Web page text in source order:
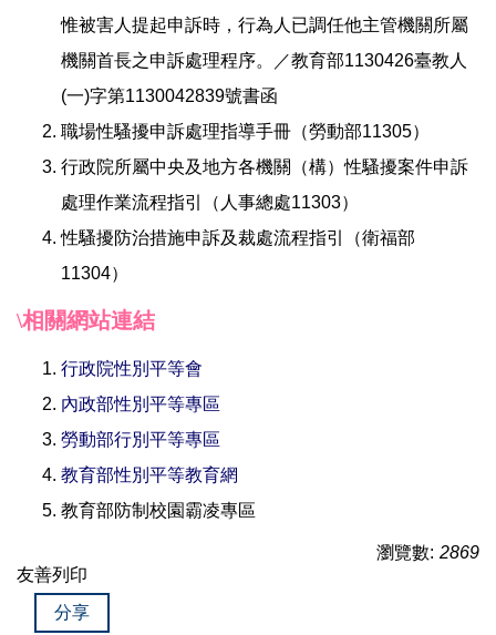
惟被害人提起申訴時，行為人已調任他主管機關所屬
機關首長之申訴處理程序。／教育部1130426臺教人
(一)字第1130042839號書函
職場性騷擾申訴處理指導手冊（勞動部11305）
行政院所屬中央及地方各機關（構）性騷擾案件申訴
處理作業流程指引（人事總處11303）
性騷擾防治措施申訴及裁處流程指引（衛福部
11304）
\相關網站連結
行政院性別平等會
內政部性別平等專區
勞動部行別平等專區
教育部性別平等教育網
教育部防制校園霸凌專區
瀏覽數: 2869
友善列印
分享